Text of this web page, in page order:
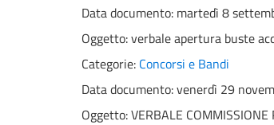
Data documento: martedì 8
Oggetto:verbale apertura buste
Categorie: Concorsi e Bandi
Data documento: venerdì 29
Oggetto:VERBALE COMMISSIONE